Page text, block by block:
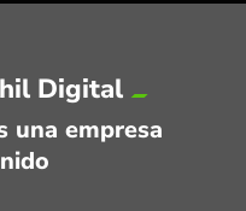
Digital
una empresa